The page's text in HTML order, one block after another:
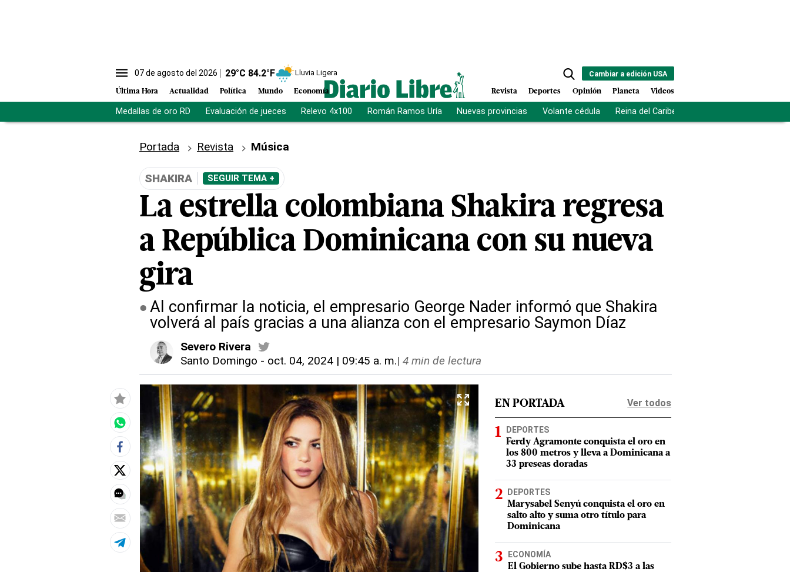
07 de agosto del 2026 29°C 84.2°F Lluvia Ligera
Última Hora Actualidad Política Mundo Economía
Cambiar a edición USA
Revista Deportes Opinión Planeta Videos
Medallas de oro RD Evaluación de jueces Relevo 4x100 Román Ramos Uría Nuevas provincias Volante cédula Reina del Caribe
Portada Revista Música
SHAKIRA SEGUIR TEMA +
La estrella colombiana Shakira regresa
a República Dominicana con su nueva
gira
Al confirmar la noticia, el empresario George Nader informó que Shakira
volverá al país gracias a una alianza con el empresario Saymon Díaz
Severo Rivera
Santo Domingo - oct. 04, 2024 | 09:45 a. m.| 4 min de lectura
EN PORTADA Ver todos
DEPORTES
Ferdy Agramonte conquista el oro en
los 800 metros y lleva a Dominicana a
33 preseas doradas
DEPORTES
Marysabel Senyú conquista el oro en
salto alto y suma otro título para
Dominicana
ECONOMÍA
El Gobierno sube hasta RD$3 a las